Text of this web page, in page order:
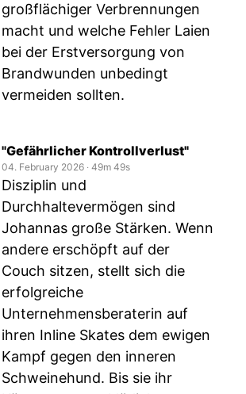
großflächiger Verbrennungen
macht und welche Fehler Laien
bei der Erstversorgung von
Brandwunden unbedingt
vermeiden sollten.
"Gefährlicher Kontrollverlust"
04. February 2026 ‧ 49m 49s
Disziplin und
Durchhaltevermögen sind
Johannas große Stärken. Wenn
andere erschöpft auf der
Couch sitzen, stellt sich die
erfolgreiche
Unternehmensberaterin auf
ihren Inline Skates dem ewigen
Kampf gegen den inneren
Schweinehund. Bis sie ihr